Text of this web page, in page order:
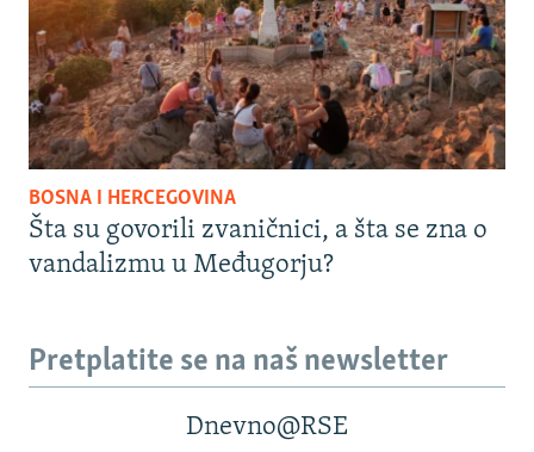
BOSNA I HERCEGOVINA
Šta su govorili zvaničnici, a šta se zna o
vandalizmu u Međugorju?
Pretplatite se na naš newsletter
Dnevno@RSE